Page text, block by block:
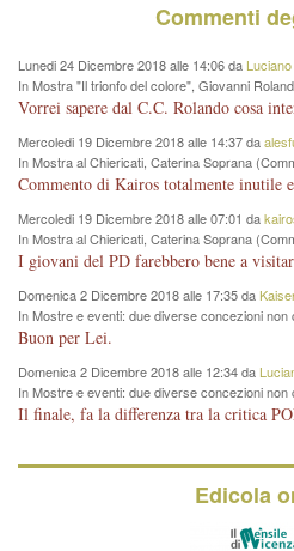
Commenti
Lunedi 24 Dicembre 2018 alle 14:06 da
In Mostra "Il trionfo del colore", Giovanni
Mercoledi 19 Dicembre 2018 alle 14:37 da
In Mostra al Chiericati, Caterina Soprana
del Pd: "realizzata a costo zero per il Comune"
Mercoledi 19 Dicembre 2018 alle 07:01 da
In Mostra al Chiericati, Caterina Soprana
del Pd: "realizzata a costo zero per il Comune"
I giovani del PD farebbero bene a
Domenica 2 Dicembre 2018 alle 17:35 da
In Mostre e eventi: due diverse concezioni
Vicenza
Buon per Lei.
Domenica 2 Dicembre 2018 alle 12:34 da
In Mostre e eventi: due diverse concezioni
Vicenza
Edicola